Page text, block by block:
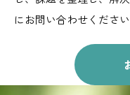
にお問い合わせください